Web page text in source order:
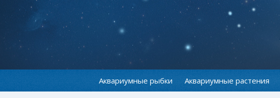
Аквариумные рыбки Аквариумные растения